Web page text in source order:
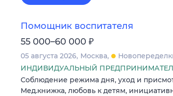
Помощник воспитателя
55 000–60 000 ₽
05 августа 2026 Москва
ИНДИВИДУАЛЬНЫЙ
Соблюдение режима дня, уход и
Мед.книжка, любовь к детям,